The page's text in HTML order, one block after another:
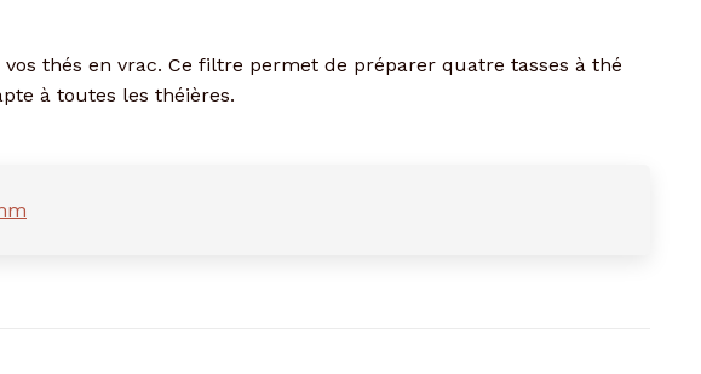
thés en vrac. Ce filtre permet de préparer quatre tasses à thé
à toutes les théières.